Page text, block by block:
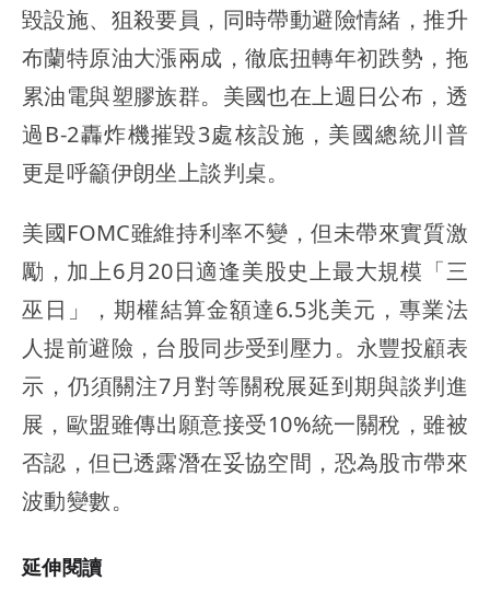
毀設施、狙殺要員，同時帶動避險情緒，推升
布蘭特原油大漲兩成，徹底扭轉年初跌勢，拖
累油電與塑膠族群。美國也在上週日公布，透
過B-2轟炸機摧毀3處核設施，美國總統川普
更是呼籲伊朗坐上談判桌。
美國FOMC雖維持利率不變，但未帶來實質激
勵，加上6月20日適逢美股史上最大規模「三
巫日」，期權結算金額達6.5兆美元，專業法
人提前避險，台股同步受到壓力。永豐投顧表
示，仍須關注7月對等關稅展延到期與談判進
展，歐盟雖傳出願意接受10%統一關稅，雖被
否認，但已透露潛在妥協空間，恐為股市帶來
波動變數。
延伸閱讀